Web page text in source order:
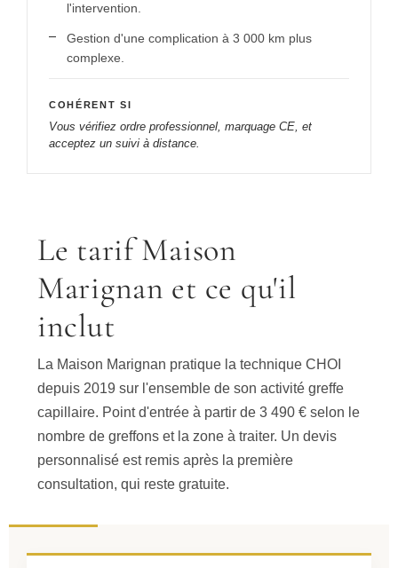
l'intervention.
Gestion d'une complication à 3 000 km plus
complexe.
COHÉRENT SI
Vous vérifiez ordre professionnel, marquage CE, et
acceptez un suivi à distance.
Le tarif Maison
Marignan et ce qu'il
inclut
La Maison Marignan pratique la technique CHOI
depuis 2019 sur l'ensemble de son activité greffe
capillaire. Point d'entrée à partir de 3 490 € selon le
nombre de greffons et la zone à traiter. Un devis
personnalisé est remis après la première
consultation, qui reste gratuite.